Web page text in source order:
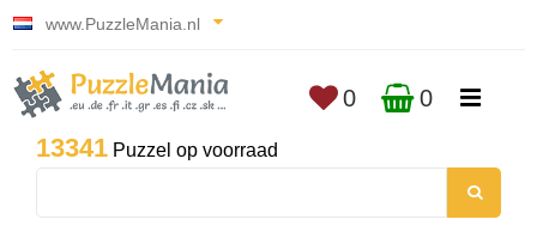
www.PuzzleMania.nl
13341 Puzzel op voorraad
0 0